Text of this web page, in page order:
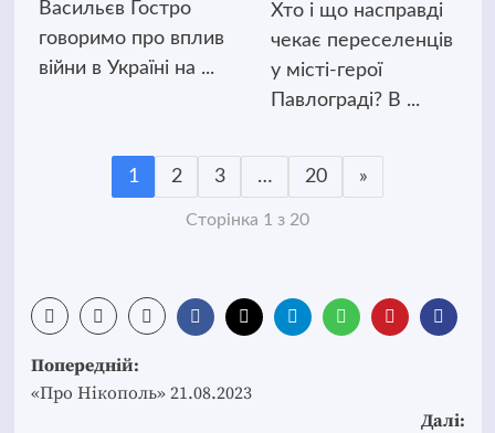
Васильєв Гостро
говоримо про вплив
війни в Україні на ...
Хто і що насправді
чекає переселенців
у місті-герої
Павлограді? В ...
1 2 3 … 20 »
Сторінка 1 з 20
Post
navigation
Попередній:
«Про Нікополь» 21.08.2023
Далі: